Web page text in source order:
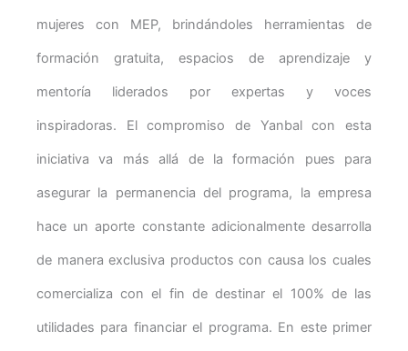
mujeres con MEP, brindándoles herramientas de
formación gratuita, espacios de aprendizaje y
mentoría liderados por expertas y voces
inspiradoras. El compromiso de Yanbal con esta
iniciativa va más allá de la formación pues para
asegurar la permanencia del programa, la empresa
hace un aporte constante adicionalmente desarrolla
de manera exclusiva productos con causa los cuales
comercializa con el fin de destinar el 100% de las
utilidades para financiar el programa. En este primer